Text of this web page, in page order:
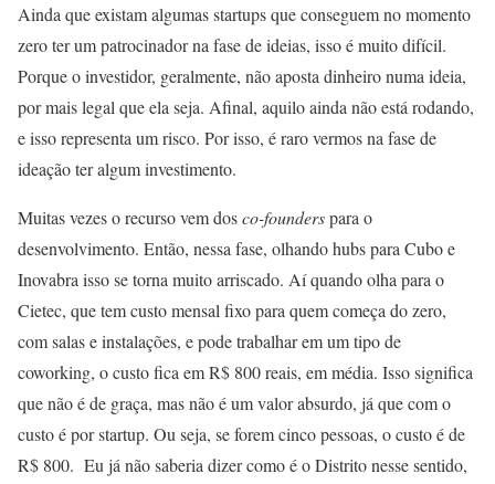
Ainda que existam algumas startups que conseguem no momento
zero ter um patrocinador na fase de ideias, isso é muito difícil.
Porque o investidor, geralmente, não aposta dinheiro numa ideia,
por mais legal que ela seja. Afinal, aquilo ainda não está rodando,
e isso representa um risco. Por isso, é raro vermos na fase de
ideação ter algum investimento.
Muitas vezes o recurso vem dosco-founderspara o
desenvolvimento. Então, nessa fase, olhando hubs para Cubo e
Inovabra isso se torna muito arriscado. Aí quando olha para o
Cietec, que tem custo mensal fixo para quem começa do zero,
com salas e instalações, e pode trabalhar em um tipo de
coworking, o custo fica em R$ 800 reais, em média. Isso significa
que não é de graça, mas não é um valor absurdo, já que com o
custo é por startup. Ou seja, se forem cinco pessoas, o custo é de
R$ 800. Eu já não saberia dizer como é o Distrito nesse sentido,